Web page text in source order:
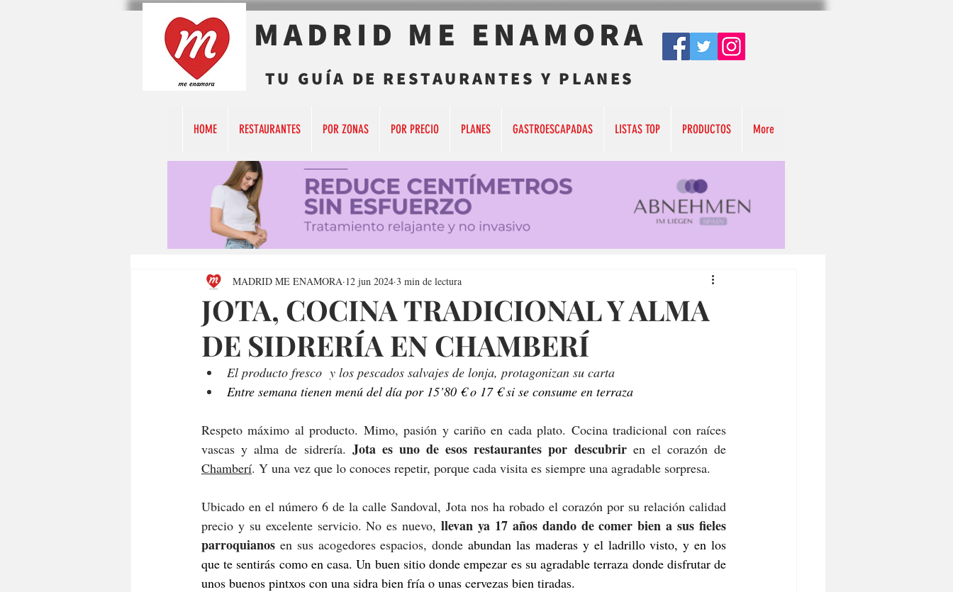
MADRID ME ENAMORA
TU GUÍA DE RESTAURANTES Y PLANES
HOME RESTAURANTES POR ZONAS POR PRECIO PLANES GASTROESCAPADAS LISTAS TOP PRODUCTOS More
JOTA, COCINA TRADICIONAL Y ALMA
DE SIDRERÍA EN CHAMBERÍ
MADRID ME ENAMORA 12 jun 2024 3 min de lectura
El producto fresco  y los pescados salvajes de lonja, protagonizan su carta
Entre semana tienen menú del día por 15’80 € o 17 € si se consume en terraza
Respeto máximo al producto. Mimo, pasión y cariño en cada plato. Cocina tradicional con raíces
vascas y alma de sidrería. Jota es uno de esos restaurantes por descubrir
Chamberí. Y una vez que lo conoces repetir, porque cada visita es siempre una agradable sorpresa.
Ubicado en el número 6 de la calle Sandoval, Jota nos ha robado el corazón por su relación calidad
precio y su excelente servicio. No es nuevo, llevan ya 17 años dando de comer bien a sus fieles
parroquianos en sus acogedores espacios, donde abundan las maderas y el ladrillo visto, y en los
que te sentirás como en casa. Un buen sitio donde empezar es su agradable terraza donde disfrutar de
unos buenos pintxos con una sidra bien fría o unas cervezas bien tiradas.